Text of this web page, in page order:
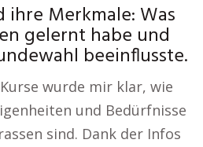
ihre Merkmale: Was
gelernt habe und
beeinflusste.
wurde mir klar, wie
und Bedürfnisse
sind. Dank der Infos